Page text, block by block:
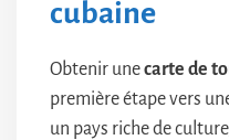
cubaine
Obtenir unecarte de
première étape vers
un pays riche de